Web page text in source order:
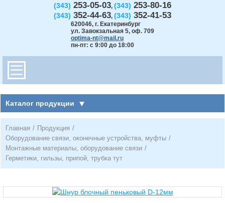
(343) 253-05-03, (343) 253-80-16
(343) 352-44-63, (343) 352-41-53
620046, г. Екатеринбург
ул. Завокзальная 5, оф. 709
optima-nt@mail.ru
пн-пт: с 9:00 до 18:00
Каталог продукции
Главная / Продукция /
Оборудование связи, оконечные устройства, муфты /
Монтажные материалы, оборудование связи /
Герметики, гильзы, припой, трубка тут